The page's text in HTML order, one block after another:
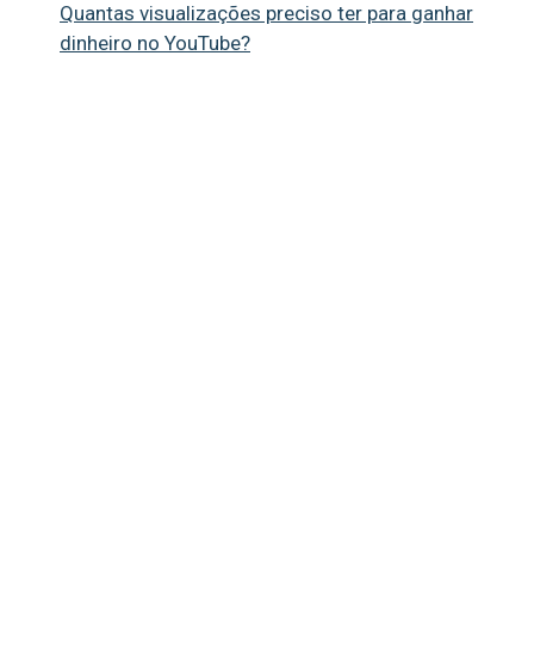
Quantas visualizações preciso ter para ganhar
dinheiro no YouTube?